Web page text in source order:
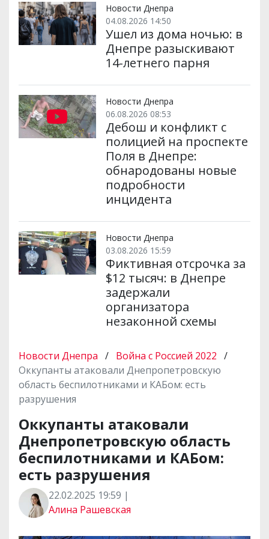
и k m p
Новости Днепра
04.08.2026 14:50
Ушел из дома ночью: в
Днепре разыскивают
14-летнего парня
Новости Днепра
06.08.2026 08:53
Дебош и конфликт с
полицией на проспекте
Поля в Днепре:
обнародованы новые
подробности
инцидента
Новости Днепра
03.08.2026 15:59
Фиктивная отсрочка за
$12 тысяч: в Днепре
задержали
организатора
незаконной схемы
Новости Днепра / Война с Россией 2022 /
Оккупанты атаковали Днепропетровскую
область беспилотниками и КАБом: есть
разрушения
Оккупанты атаковали
Днепропетровскую область
беспилотниками и КАБом:
есть разрушения
22.02.2025 19:59 |
Алина Рашевская